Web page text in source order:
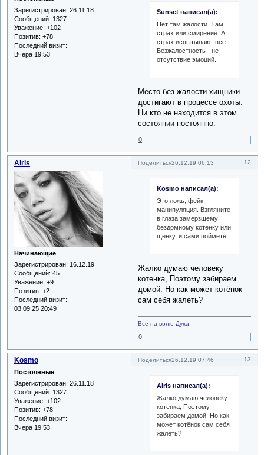
Зарегистрирован: 26.11.18
Сообщений: 1327
Уважение: +102
Позитив: +78
Последний визит:
Вчера 19:53
Sunset написал(а):
Нет там жалости. Там
страх или смирение. А
страх испытывают все.
Безжалостность - не
отсутствие эмоций.
Место без жалости хищники
достигают в процессе охоты.
Ни кто не находится в этом
состоянии постоянно.
0
Поделиться 12
26.12.19 06:13
Airis
Начинающие
Зарегистрирован: 16.12.19
Сообщений: 45
Уважение: +9
Позитив: +2
Последний визит:
03.09.25 20:49
Kosmo написал(а):
Это ложь, фейк,
манипуляция. Взгляните
в глаза замерзшему
бездомному котенку или
щенку, и сами поймете.
Жалко думаю человеку
котенка, Поэтому забираем
домой. Но как может котёнок
сам себя жалеть?
Все на волю Духа.
0
Поделиться 13
26.12.19 07:46
Kosmo
Постоянные
Зарегистрирован: 26.11.18
Сообщений: 1327
Уважение: +102
Позитив: +78
Последний визит:
Вчера 19:53
Airis написал(а):
Жалко думаю человеку
котенка, Поэтому
забираем домой. Но как
может котёнок сам себя
жалеть?